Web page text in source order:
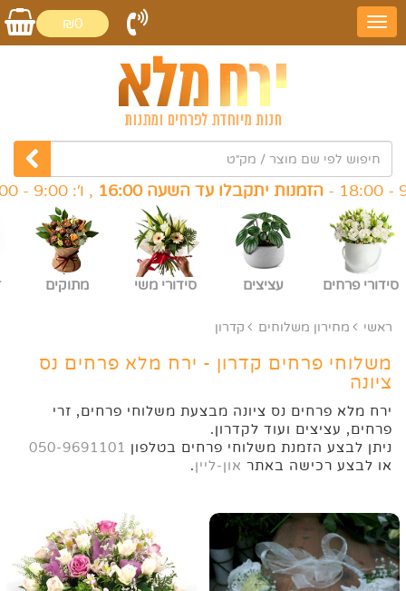
₪0
הזמנות יתקבלו עד השעה 16:00 , ו׳: 9:00 - 14:00 -
סידורי פרחים עציצים סידורי משי מתוקים
ראשי מחירון משלוחים קדרון
משלוחי פרחים קדרון - ירח מלא פרחים נס
ציונה
ירח מלא פרחים נס ציונה מבצעת משלוחי פרחים, זרי
פרחים, עציצים ועוד לקדרון.
ניתן לבצע הזמנת משלוחי פרחים בטלפון 050-9691101
או לבצע רכישה באתר און-ליין.